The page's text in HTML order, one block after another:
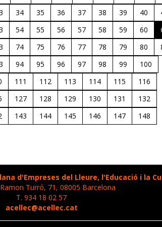
34 35 36 37 38 39 40
54 55 56 57 58 59 60
74 75 76 77 78 79 80
94 95 96 97 98 99
100
111 112 113 114 115
116
127 128 129 130 131
132
143 144 145 146 147
148
d'Empreses del Lleure, l'Educació i la
Turró, 71, 08005 Barcelona
T. 934 18 02 57
acellec@acellec.cat